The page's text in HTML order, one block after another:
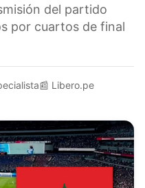
del partido
por cuartos de final
📰 Libero.pe